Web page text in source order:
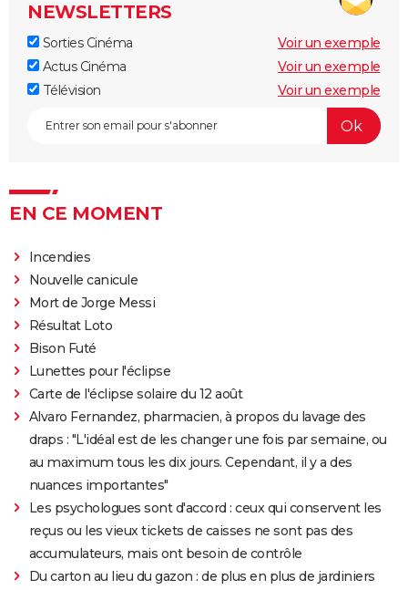
NEWSLETTERS
Sorties Cinéma
Voir un exemple
Actus Cinéma
Voir un exemple
Télévision
Voir un exemple
EN CE MOMENT
Incendies
Nouvelle canicule
Mort de Jorge Messi
Résultat Loto
Bison Futé
Lunettes pour l'éclipse
Carte de l'éclipse solaire du 12 août
Alvaro Fernandez, pharmacien, à propos du lavage des
draps : "L'idéal est de les changer une fois par semaine, ou
au maximum tous les dix jours. Cependant, il y a des
nuances importantes"
Les psychologues sont d'accord : ceux qui conservent les
reçus ou les vieux tickets de caisses ne sont pas des
accumulateurs, mais ont besoin de contrôle
Du carton au lieu du gazon : de plus en plus de jardiniers